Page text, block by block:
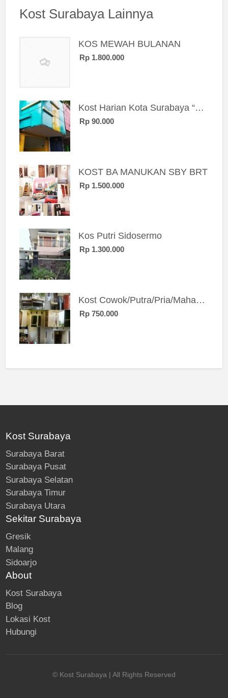
Kost Surabaya Lainnya
KOS MEWAH BULANAN
Rp 1.800.000
Kost Harian Kota Surabaya “Sierra Kost”
Rp 90.000
KOST BA MANUKAN SBY BRT
Rp 1.500.000
Kos Putri Sidosermo
Rp 1.300.000
Kost Cowok/Putra/Pria/Mahasiswa/Karyawan SIngle eksklusif bangunan baru
Rp 750.000
Kost Surabaya
Surabaya Barat
Surabaya Pusat
Surabaya Selatan
Surabaya Timur
Surabaya Utara
Sekitar Surabaya
Gresik
Malang
Sidoarjo
About
Kost Surabaya
Blog
Lokasi Kost
Hubungi
© Kost Surabaya | All Rights Reserved